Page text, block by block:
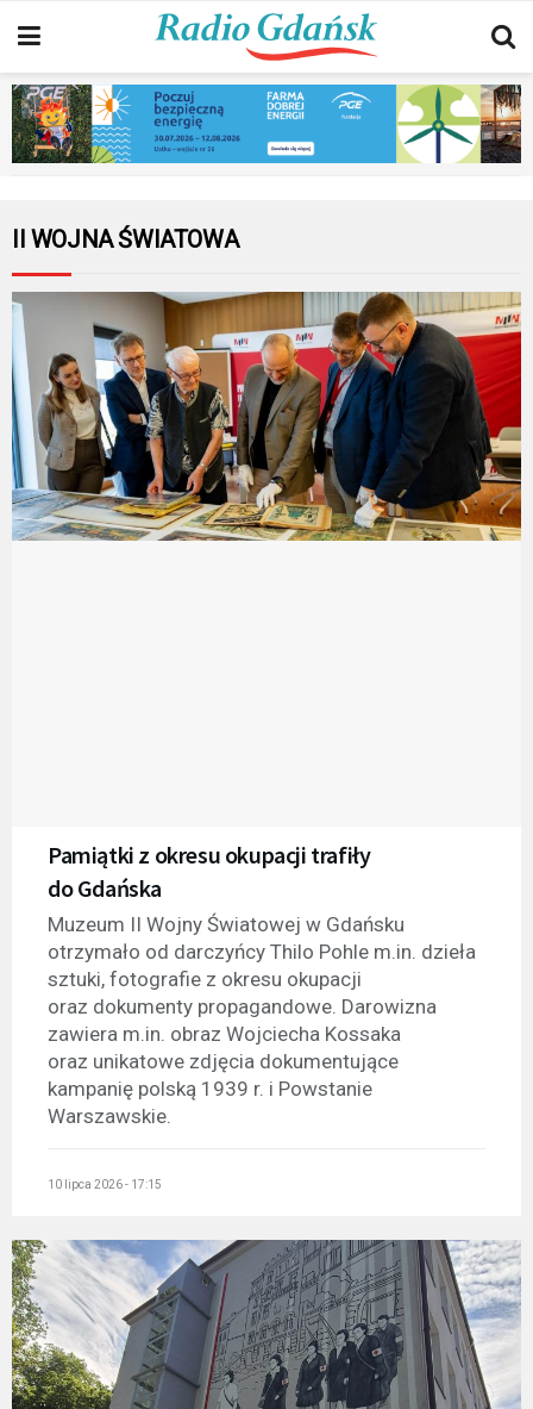
II WOJNA ŚWIATOWA
Pamiątki z okresu okupacji trafiły
do Gdańska
Muzeum II Wojny Światowej w Gdańsku
otrzymało od darczyńcy Thilo Pohle m.in. dzieła
sztuki, fotografie z okresu okupacji
oraz dokumenty propagandowe. Darowizna
zawiera m.in. obraz Wojciecha Kossaka
oraz unikatowe zdjęcia dokumentujące
kampanię polską 1939 r. i Powstanie
Warszawskie.
10 lipca 2026 - 17:15